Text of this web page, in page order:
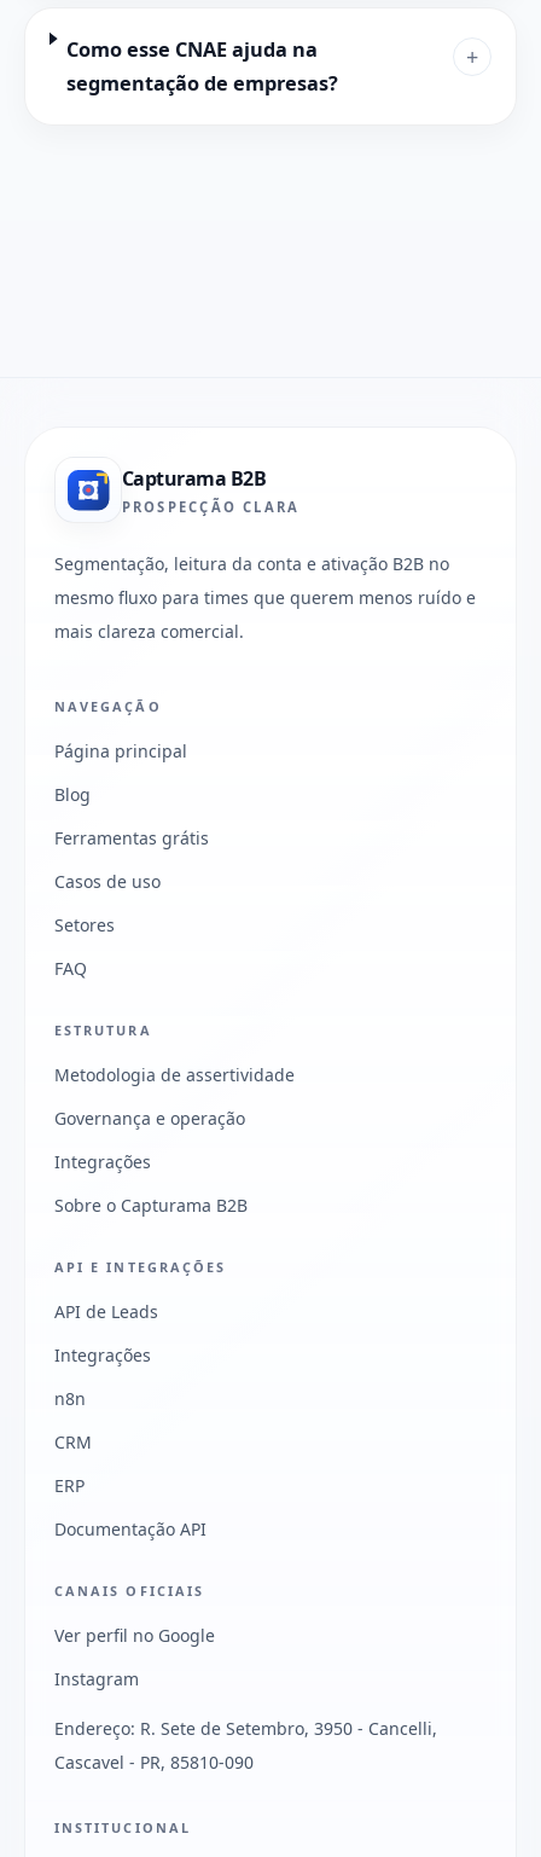
Como esse CNAE ajuda na
segmentação de empresas?
+
Capturama B2B
PROSPECÇÃO CLARA
Segmentação, leitura da conta e ativação B2B no
mesmo fluxo para times que querem menos ruído e
mais clareza comercial.
NAVEGAÇÃO
Página principal
Blog
Ferramentas grátis
Casos de uso
Setores
FAQ
ESTRUTURA
Metodologia de assertividade
Governança e operação
Integrações
Sobre o Capturama B2B
API E INTEGRAÇÕES
API de Leads
Integrações
n8n
CRM
ERP
Documentação API
CANAIS OFICIAIS
Ver perfil no Google
Instagram
Endereço: R. Sete de Setembro, 3950 - Cancelli,
Cascavel - PR, 85810-090
INSTITUCIONAL